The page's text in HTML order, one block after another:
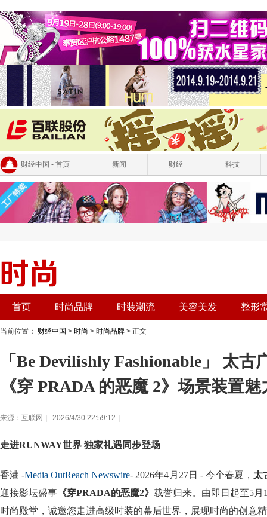
财经中国 - 首页 新闻 财经 科技
首页 时尚品牌 时装潮流 美容美发 整形
当前位置： 财经中国 > 时尚 > 时尚品牌 > 正文
「Be Devilishly Fashionable」 太古
《穿 PRADA 的恶魔 2》场景装置
来源：互联网 2026/4/30 22:59:12
走进RUNWAY世界 独家礼遇同步登场
香港 -Media OutReach Newswire- 2026年4月27日 - 今个春夏， 太
迎接影坛盛事 《穿PRADA的恶魔2》 载誉归来。由即日起至5
时尚殿堂，诚邀您走进高级时装的幕后世界，展现时尚的创意